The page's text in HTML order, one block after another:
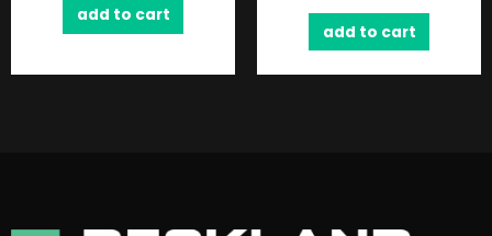
add to cart
add to cart